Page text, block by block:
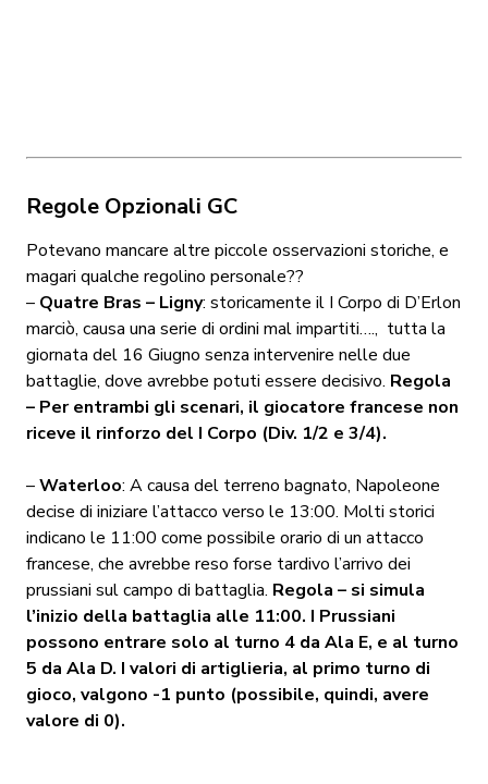
Regole Opzionali GC
Potevano mancare altre piccole osservazioni storiche, e
magari qualche regolino personale??
– Quatre Bras – Ligny: storicamente il I Corpo di D’Erlon
marciò, causa una serie di ordini mal impartiti…., tutta la
giornata del 16 Giugno senza intervenire nelle due
battaglie, dove avrebbe potuti essere decisivo. Regola
– Per entrambi gli scenari, il giocatore francese non
riceve il rinforzo del I Corpo (Div. 1/2 e 3/4).
–Waterloo: A causa del terreno bagnato, Napoleone
decise di iniziare l’attacco verso le 13:00. Molti storici
indicano le 11:00 come possibile orario di un attacco
francese, che avrebbe reso forse tardivo l’arrivo dei
prussiani sul campo di battaglia. Regola – si simula
l’inizio della battaglia alle 11:00. I Prussiani
possono entrare solo al turno 4 da Ala E, e al turno
5 da Ala D. I valori di artiglieria, al primo turno di
gioco, valgono -1 punto (possibile, quindi, avere
valore di 0).